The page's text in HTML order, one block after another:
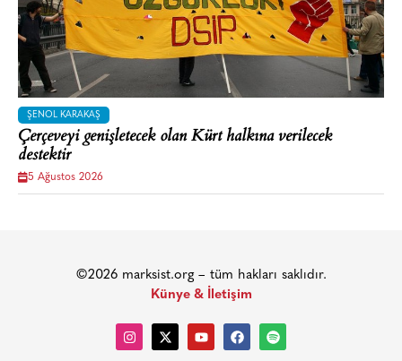
ŞENOL KARAKAŞ
Çerçeveyi genişletecek olan Kürt halkına verilecek
destektir
5 Ağustos 2026
©2026 marksist.org – tüm hakları saklıdır.
Künye & İletişim